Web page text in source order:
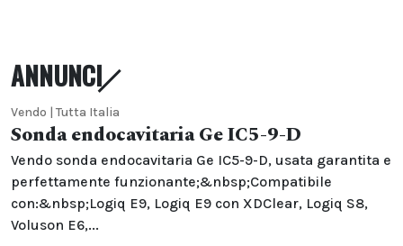
ANNUNCI
Vendo | Tutta Italia
Sonda endocavitaria Ge IC5-9-D
Vendo sonda endocavitaria Ge IC5-9-D, usata garantita e
perfettamente funzionante;&nbsp;Compatibile
con:&nbsp;Logiq E9, Logiq E9 con XDClear, Logiq S8,
Voluson E6,...